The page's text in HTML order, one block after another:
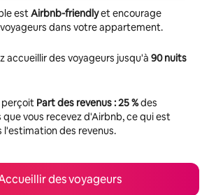
estAirbnb-friendlyet encourage
dans votre appartement.
accueillir des voyageurs jusqu'à 90 nuits
perçoit Part des revenus : 25 %des
vous recevez d'Airbnb, ce qui est
l'estimation des revenus.
des voyageurs